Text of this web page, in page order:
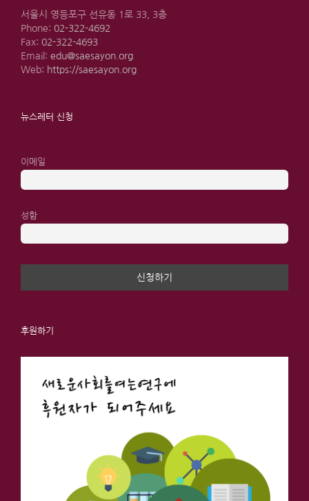
서울시 영등포구 선유동 1로 33, 3층
Phone: 02-322-4692
Fax: 02-322-4693
Email: edu@saesayon.org
Web: https://saesayon.org
뉴스레터 신청
이메일
성함
후원하기